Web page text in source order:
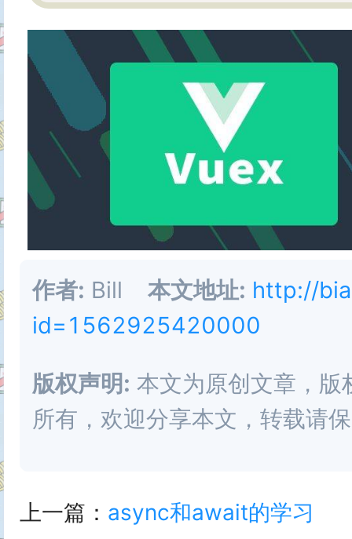
// 接收state的方式有三种
// 1.引入store直接 使用插值
// 2.在computed中 声明一个
// 3.通过mapState 在
computed:{
// state第二种
countTwo(){
},
//getters 状态过滤 类似于
const getters = {
// const:function(){} ====
//state参数是状态那个对象
count:function(state){
return state.count+=100
// action 处理异步方法 可以调
const actions = {
addAction(context){
作者: Bill 本文地址: http://
id=1562925420000
版权声明: 本文为原创文章，
所有，欢迎分享本文，转载请
上一篇： async和await的学习